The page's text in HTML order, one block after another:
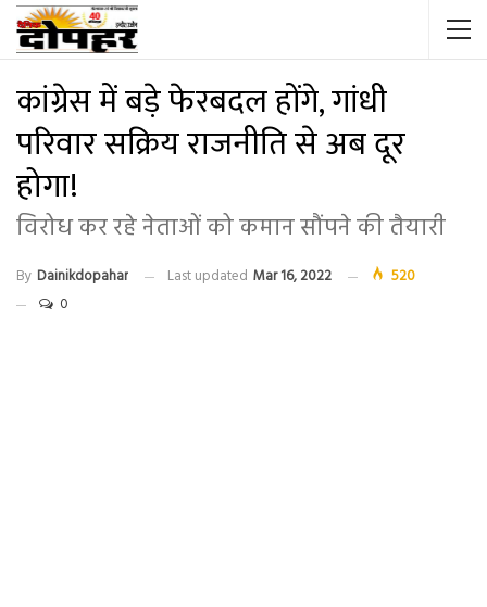
कांग्रेस में बड़े फेरबदल होंगे, गांधी
परिवार सक्रिय राजनीति से अब दूर
होगा!
विरोध कर रहे नेताओं को कमान सौंपने की तैयारी
By Dainikdopahar Last updated Mar 16, 2022
520
0